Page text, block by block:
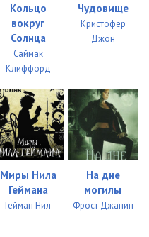
Кольцо
вокруг
Солнца
Саймак
Клиффорд
Чудовище
Кристофер
Джон
Миры Нила
Геймана
Гейман Нил
На дне
могилы
Фрост Джанин